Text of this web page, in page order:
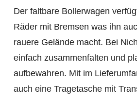
Der faltbare Bollerwagen
Räder mit Bremsen was ihn
rauere Gelände macht. Bei
einfach zusammenfalten und
aufbewahren. Mit im
auch eine Tragetasche mit